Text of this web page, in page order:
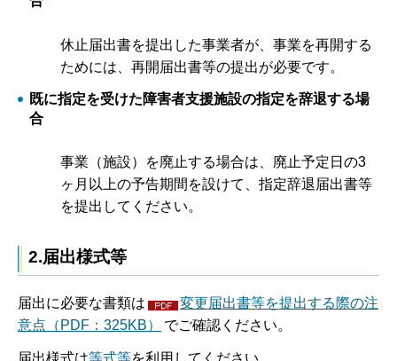
休止届出書を提出した事業者が、事業を再開する
ためには、再開届出書等の提出が必要です。
既に指定を受けた障害者支援施設の指定を辞退する場
合
事業（施設）を廃止する場合は、廃止予定日の3
ヶ月以上の予告期間を設けて、指定辞退届出書等
を提出してください。
2.届出様式等
届出に必要な書類は
変更届出書等を提出する際の注
意点（PDF：325KB）
でご確認ください。